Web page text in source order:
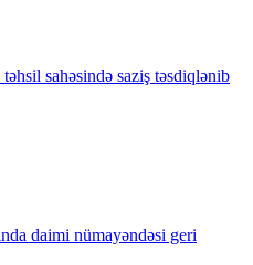
sahəsində saziş təsdiqlənib
daimi nümayəndəsi geri